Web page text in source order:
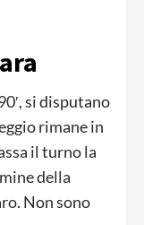
si disputano
rimane in
il turno la
della
Non sono